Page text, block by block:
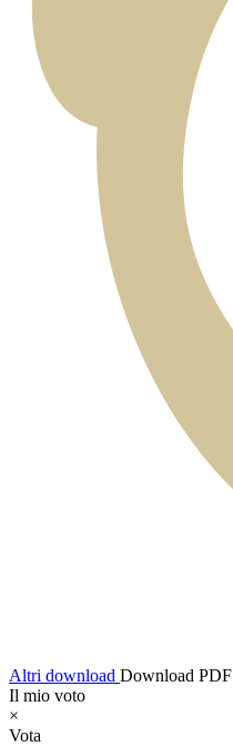
Altri download Download PDF
Il mio voto
×
Vota